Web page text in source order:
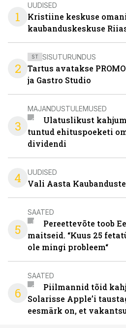
1
UUDISED
Kristiine keskuse
kaubanduskeskuse
2
ST SISUTURUNDUS
Tartus avatakse
ja Gastro Studio
3
MAJANDUSTULEMUSED
Ulatuslikust
tuntud ehituspoeketi
dividendi
4 UUDISED
Vali Aasta
5
SAATED
Pereettevõte toob
maitseid. “Kuus 25
ole mingi probleem“
6
SAATED
Piilmannid tõid
Solarisse Apple’i
eesmärk on, et